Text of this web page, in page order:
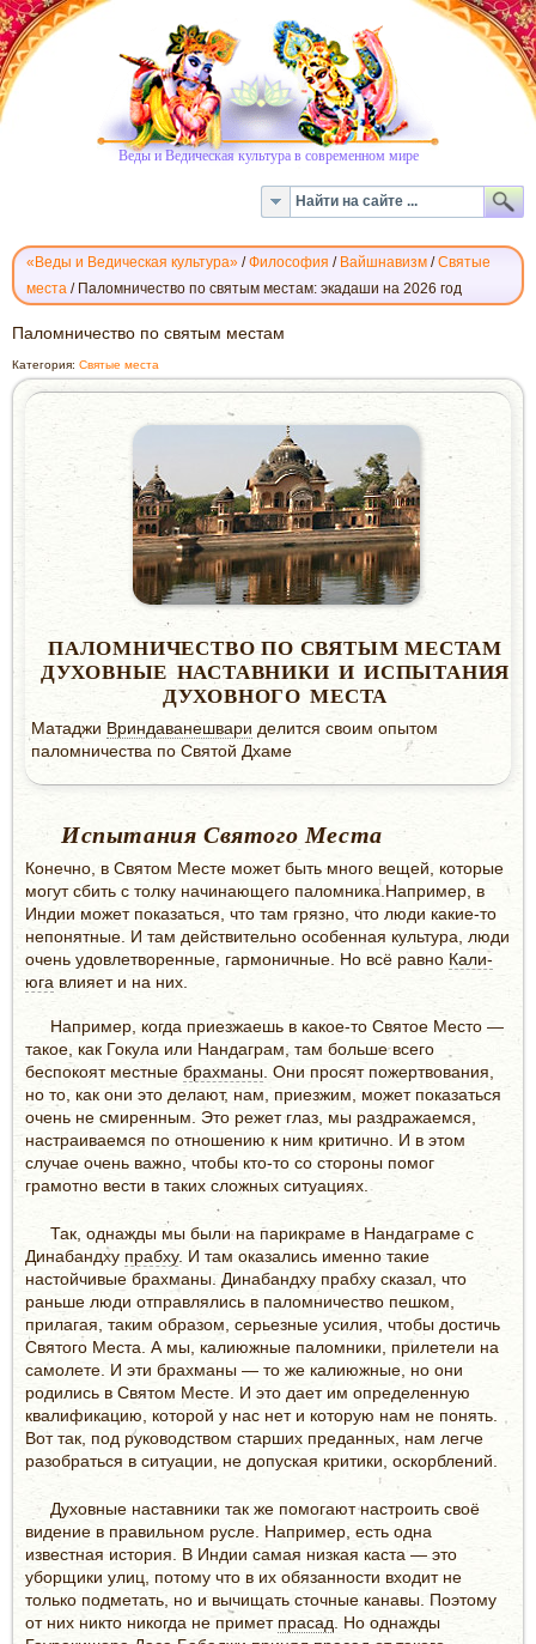
Веды и Ведическая культура в современном мире
«Веды и Ведическая культура» /Философия / Вайшнавизм /Святые
места / Паломничество по святым местам: экадаши на 2026 год
ПАЛОМНИЧЕСТВО
ПО
СВЯТЫМ
МЕСТАМ
Паломничество по святым местам
Категория: Святые места
ПАЛОМНИЧЕСТВО ПО СВЯТЫМ МЕСТАМ
ДУХОВНЫЕ НАСТАВНИКИ И ИСПЫТАНИЯ
ДУХОВНОГО МЕСТА
Матаджи Вриндаванешвари делится своим опытом
паломничества по Святой Дхаме
Испытания Святого Места
Конечно, в Святом Месте может быть много вещей, которые
могут сбить с толку начинающего паломника.Например, в
Индии может показаться, что там грязно, что люди какие-то
непонятные. И там действительно особенная культура, люди
очень удовлетворенные, гармоничные. Но всё равно Кали-
юга влияет и на них.
Например, когда приезжаешь в какое-то Святое Место —
такое, как Гокула или Нандаграм, там больше всего
беспокоят местные брахманы . Они просят пожертвования,
но то, как они это делают, нам, приезжим, может показаться
очень не смиренным. Это режет глаз, мы раздражаемся,
настраиваемся по отношению к ним критично. И в этом
случае очень важно, чтобы кто-то со стороны помог
грамотно вести в таких сложных ситуациях.
Так, однажды мы были на парикраме в Нандаграме с
Динабандху прабху. И там оказались именно такие
настойчивые брахманы. Динабандху прабху сказал, что
раньше люди отправлялись в паломничество пешком,
прилагая, таким образом, серьезные усилия, чтобы достичь
Святого Места. А мы, калиюжные паломники, прилетели на
самолете. И эти брахманы — то же калиюжные, но они
родились в Святом Месте. И это дает им определенную
квалификацию, которой у нас нет и которую нам не понять.
Вот так, под руководством старших преданных, нам легче
разобраться в ситуации, не допуская критики, оскорблений.
Духовные наставники так же помогают настроить своё
видение в правильном русле. Например, есть одна
известная история. В Индии самая низкая каста — это
уборщики улиц, потому что в их обязанности входит не
только подметать, но и вычищать сточные канавы. Поэтому
от них никто никогда не примет прасад . Но однажды